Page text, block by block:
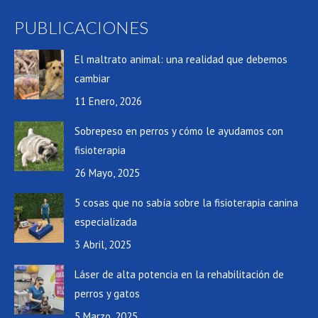
PUBLICACIONES
El maltrato animal: una realidad que debemos
cambiar
11 Enero, 2026
Sobrepeso en perros y cómo le ayudamos con
fisioterapia
26 Mayo, 2025
5 cosas que no sabía sobre la fisioterapia canina
especializada
3 Abril, 2025
Láser de alta potencia en la rehabilitación de
perros y gatos